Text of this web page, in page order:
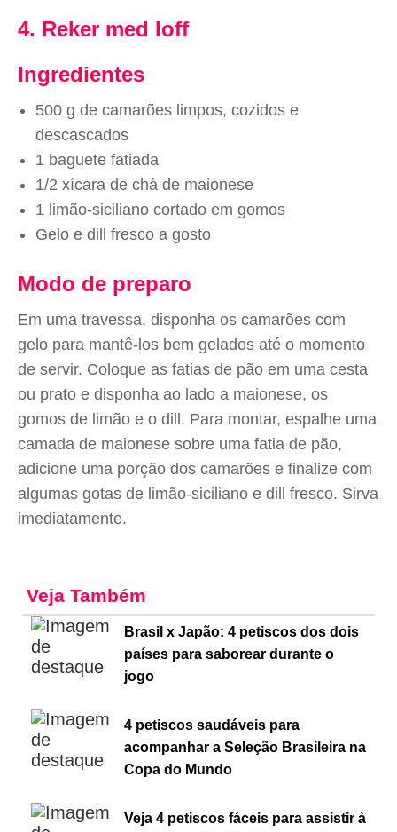
4. Reker med loff
Ingredientes
500 g de camarões limpos, cozidos e
descascados
1 baguete fatiada
1/2 xícara de chá de maionese
1 limão-siciliano cortado em gomos
Gelo e dill fresco a gosto
Modo de preparo
Em uma travessa, disponha os camarões com
gelo para mantê-los bem gelados até o momento
de servir. Coloque as fatias de pão em uma cesta
ou prato e disponha ao lado a maionese, os
gomos de limão e o dill. Para montar, espalhe uma
camada de maionese sobre uma fatia de pão,
adicione uma porção dos camarões e finalize com
algumas gotas de limão-siciliano e dill fresco. Sirva
imediatamente.
Veja Também
Brasil x Japão: 4 petiscos dos dois
países para saborear durante o
jogo
4 petiscos saudáveis para
acompanhar a Seleção Brasileira na
Copa do Mundo
Veja 4 petiscos fáceis para assistir à